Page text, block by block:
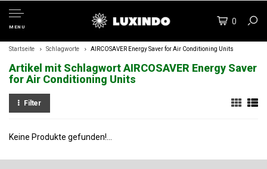
MENU
0
Startseite Schlagworte AIRCOSAVER Energy Saver for Air Conditioning Units
Artikel mit Schlagwort AIRCOSAVER Energy Saver
for Air Conditioning Units
Filter
Keine Produkte gefunden!...